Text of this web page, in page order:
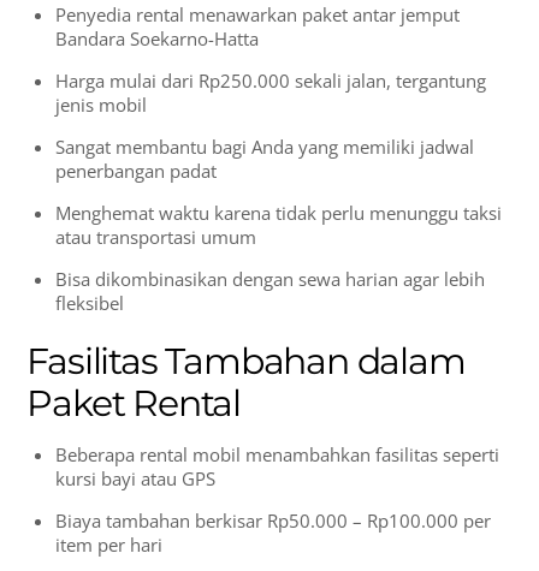
Penyedia rental menawarkan paket antar jemput
Bandara Soekarno-Hatta
Harga mulai dari Rp250.000 sekali jalan, tergantung
jenis mobil
Sangat membantu bagi Anda yang memiliki jadwal
penerbangan padat
Menghemat waktu karena tidak perlu menunggu taksi
atau transportasi umum
Bisa dikombinasikan dengan sewa harian agar lebih
fleksibel
Fasilitas Tambahan dalam
Paket Rental
Beberapa rental mobil menambahkan fasilitas seperti
kursi bayi atau GPS
Biaya tambahan berkisar Rp50.000 – Rp100.000 per
item per hari